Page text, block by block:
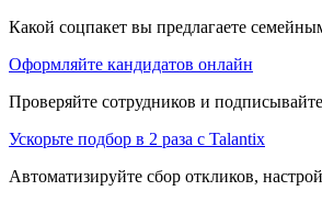
Какой соцпакет вы предлагаете
Оформляйте кандидатов онлайн
Проверяйте сотрудников и
Ускорьте подбор в 2 раза с Talantix
Автоматизируйте сбор откликов,